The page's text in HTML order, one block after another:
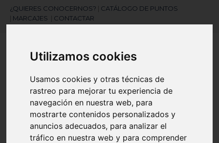
Utilizamos cookies
Usamos cookies y otras técnicas de
rastreo para mejorar tu experiencia de
navegación en nuestra web, para
mostrarte contenidos personalizados y
anuncios adecuados, para analizar el
tráfico en nuestra web y para comprender
¿QUIERES CONOCERNOS?
CATÁLOGO DE PUNTOS
MARCAJES CONTACTAR
¿Necesitas ayuda?
945 121 003